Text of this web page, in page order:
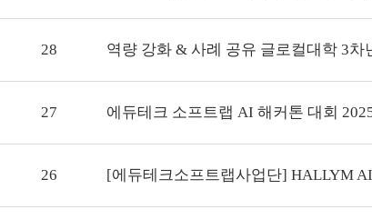
28 역량 강화 & 사례 공유 글로컬대학 3차
27 에듀테크 소프트랩 AI 해커톤 대회
26 [에듀테크소프트랩사업단] HALLYM AI